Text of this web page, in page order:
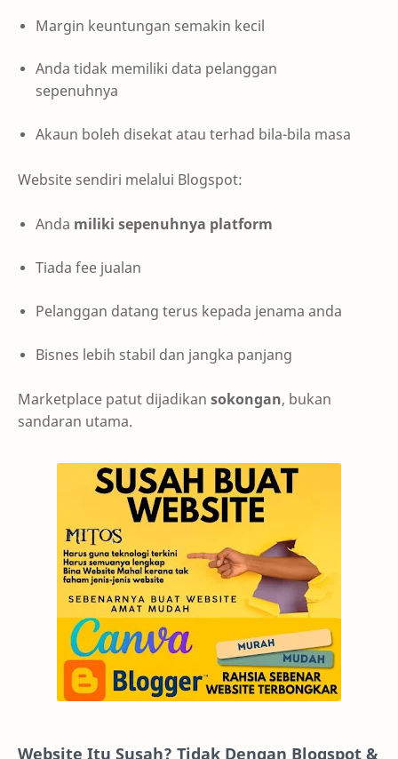
Margin keuntungan semakin kecil
Anda tidak memiliki data pelanggan
sepenuhnya
Akaun boleh disekat atau terhad bila-bila masa
Website sendiri melalui Blogspot:
Anda miliki sepenuhnya platform
Tiada fee jualan
Pelanggan datang terus kepada jenama anda
Bisnes lebih stabil dan jangka panjang
Marketplace patut dijadikan sokongan, bukan
sandaran utama.
Website Itu Susah? Tidak Dengan Blogspot &